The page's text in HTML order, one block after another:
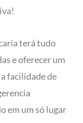
terá tudo
e oferecer um
facilidade de
em um só lugar